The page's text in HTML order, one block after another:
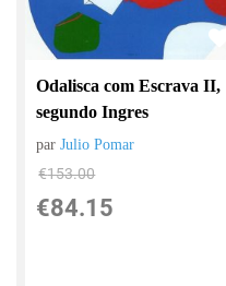
Odalisca com Escrava II,
segundo Ingres
parJulio Pomar
€153.00
€84.15